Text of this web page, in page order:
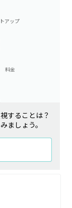
アップ
料金
することは？
ましょう。